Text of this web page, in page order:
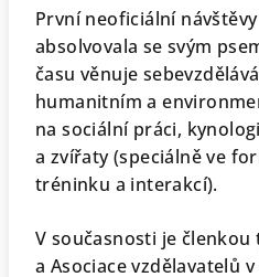
První neoficiální
absolvovala se svým
času věnuje
humanitním a
na sociální práci,
a zvířaty (speciálně ve
tréninku a interakcí).
V současnosti je členkou
a Asociace vzdělavatelů